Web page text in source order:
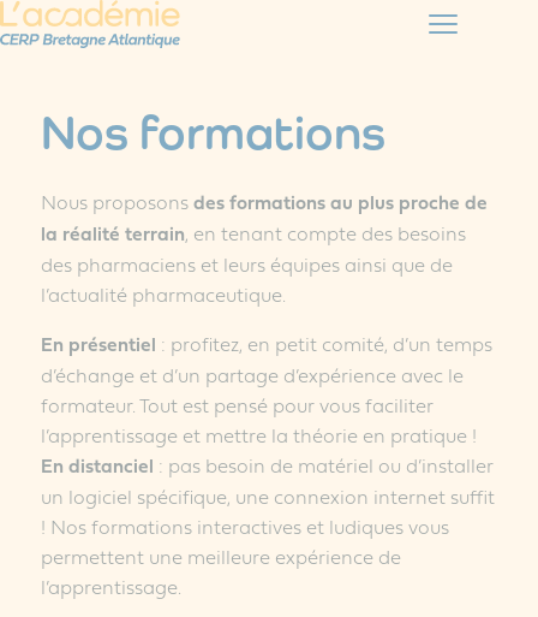
Nos formations
Nous proposonsdes formations au plus proche de
la réalité terrain, en tenant compte des besoins
des pharmaciens et leurs équipes ainsi que de
l’actualité pharmaceutique.
En présentiel : profitez, en petit comité, d’un temps
d’échange et d’un partage d’expérience avec le
formateur. Tout est pensé pour vous faciliter
l’apprentissage et mettre la théorie en pratique !
En distanciel : pas besoin de matériel ou d’installer
un logiciel spécifique, une connexion internet suffit
! Nos formations interactives et ludiques vous
permettent une meilleure expérience de
l’apprentissage.